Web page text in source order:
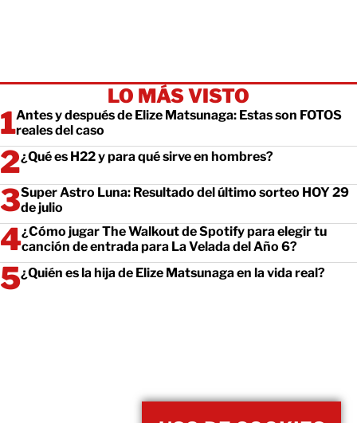
LO MÁS VISTO
Antes y después de Elize Matsunaga: Estas son FOTOS
reales del caso
¿Qué es H22 y para qué sirve en hombres?
Super Astro Luna: Resultado del último sorteo HOY 29
de julio
¿Cómo jugar The Walkout de Spotify para elegir tu
canción de entrada para La Velada del Año 6?
¿Quién es la hija de Elize Matsunaga en la vida real?